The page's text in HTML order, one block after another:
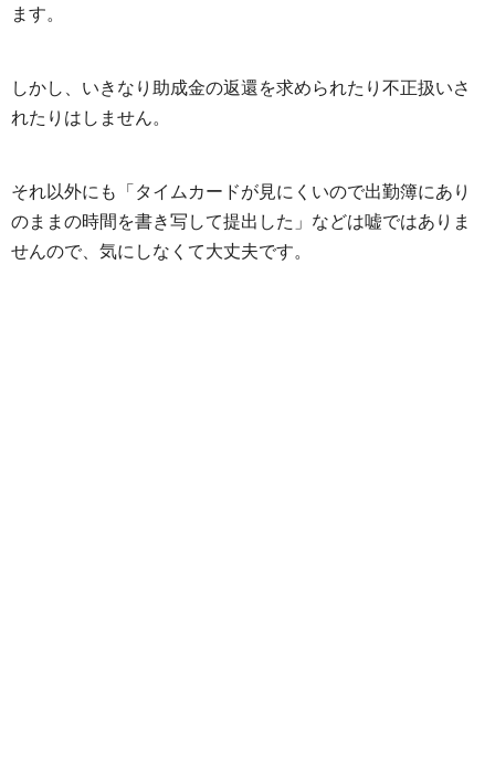
ます。
しかし、いきなり助成金の返還を求められたり不正扱いさ
れたりはしません。
それ以外にも「タイムカードが見にくいので出勤簿にあり
のままの時間を書き写して提出した」などは嘘ではありま
せんので、気にしなくて大丈夫です。